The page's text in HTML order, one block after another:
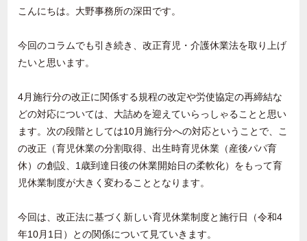
こんにちは。大野事務所の深田です。
今回のコラムでも引き続き、改正育児・介護休業法を取り上げ
たいと思います。
4月施行分の改正に関係する規程の改定や労使協定の再締結な
どの対応については、大詰めを迎えていらっしゃることと思い
ます。次の段階としては10月施行分への対応ということで、こ
の改正（育児休業の分割取得、出生時育児休業（産後パパ育
休）の創設、 1 歳到達日後の休業開始日の柔軟化）をもって育
児休業制度が大きく変わることとなります。
今回は、改正法に基づく新しい育児休業制度と施行日（令和4
年10月 1 日）との関係について見ていきます。